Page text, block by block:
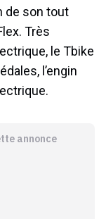
de son tout
Très
le Tbike
l’engin
annonce